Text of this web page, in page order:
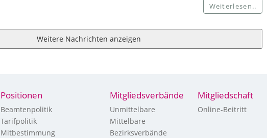
Weiterlesen..
Weitere Nachrichten anzeigen
Positionen
Beamtenpolitik
Tarifpolitik
Mitbestimmung
Mitgliedsverbände
Unmittelbare
Mittelbare
Bezirksverbände
Mitgliedschaft
Online-Beitritt